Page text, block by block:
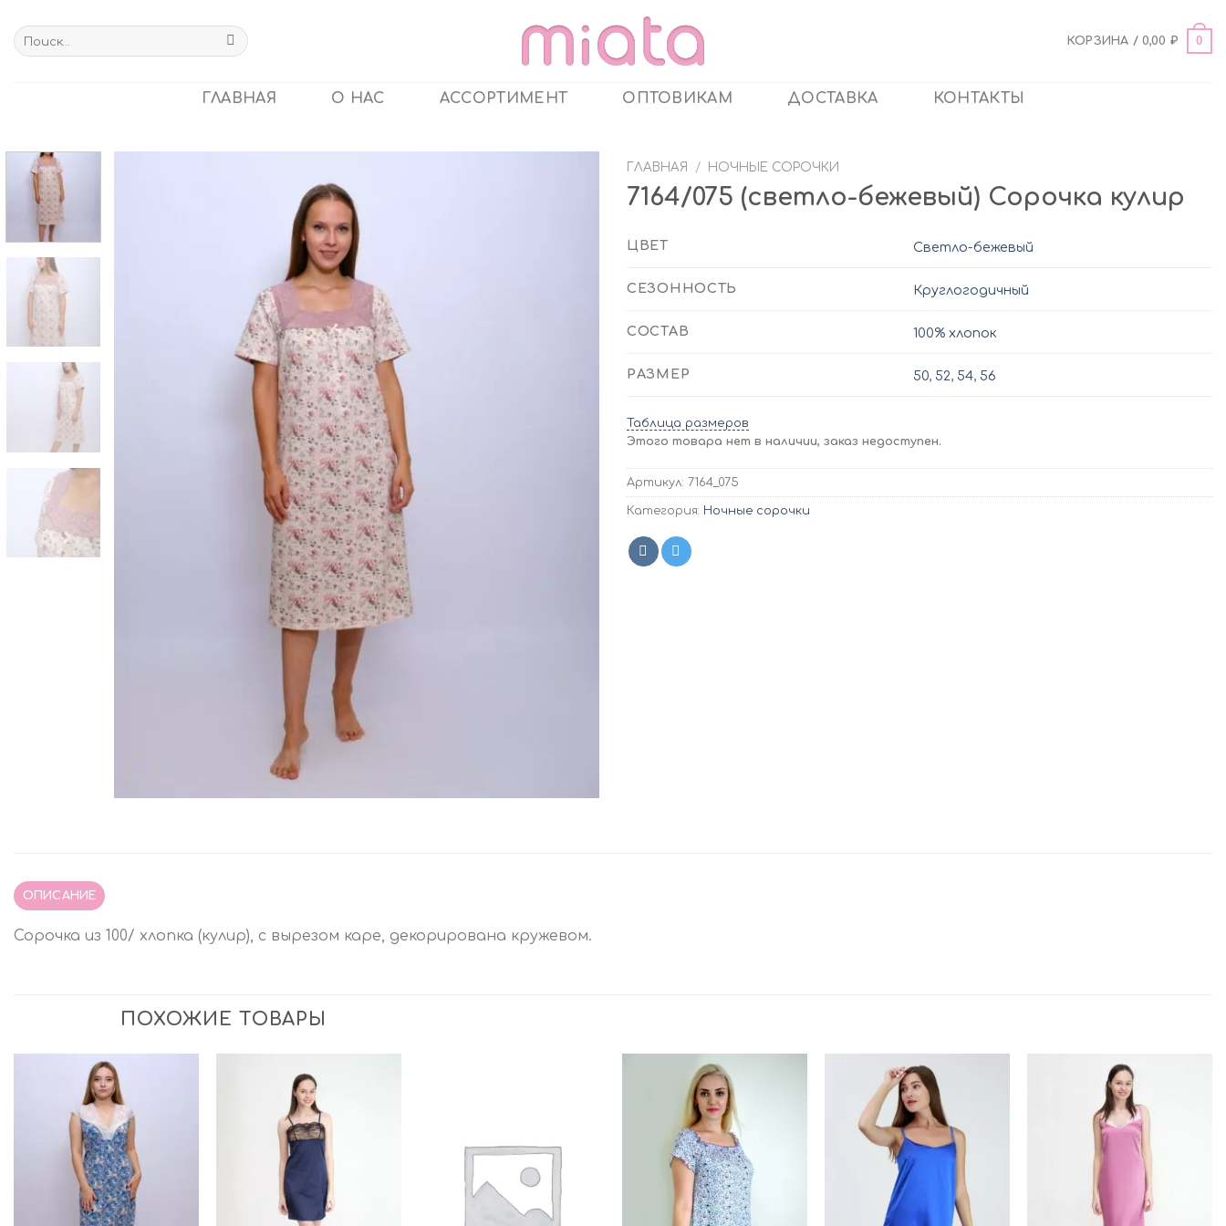
content
Искать:
КОРЗИНА /0,00 ₽ 0
ГЛАВНАЯ О НАС АССОРТИМЕНТ ОПТОВИКАМ ДОСТАВКА КОНТАКТЫ
ГЛАВНАЯ / НОЧНЫЕ СОРОЧКИ
7164/075 (светло-бежевый) Сорочка кулир
ЦВЕТ Светло-бежевый
СЕЗОННОСТЬ Круглогодичный
СОСТАВ 100% хлопок
РАЗМЕР 50, 52, 54, 56
Таблица размеров
Этого товара нет в наличии, заказ недоступен.
Артикул: 7164_075
Категория: Ночные сорочки
ОПИСАНИЕ
Сорочка из 100/ хлопка (кулир), с вырезом каре, декорирована кружевом.
ПОХОЖИЕ ТОВАРЫ